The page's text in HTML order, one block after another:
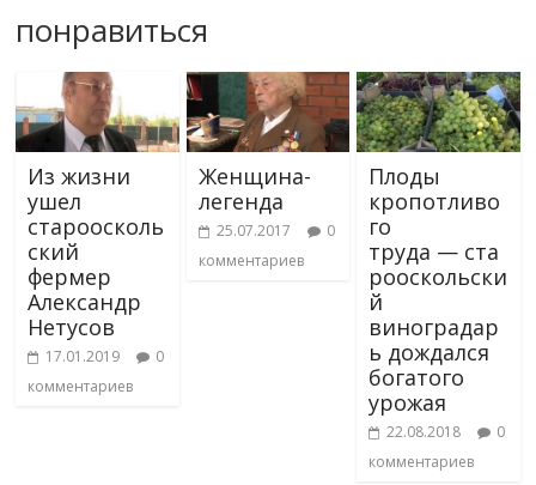
понравиться
Из жизни
ушел
староосколь
ский
фермер
Александр
Нетусов
17.01.2019
0
комментариев
Женщина-
легенда
25.07.2017
0
комментариев
Плоды
кропотливо
го
труда — ста
рооскольски
й
виноградар
ь дождался
богатого
урожая
22.08.2018
0
комментариев